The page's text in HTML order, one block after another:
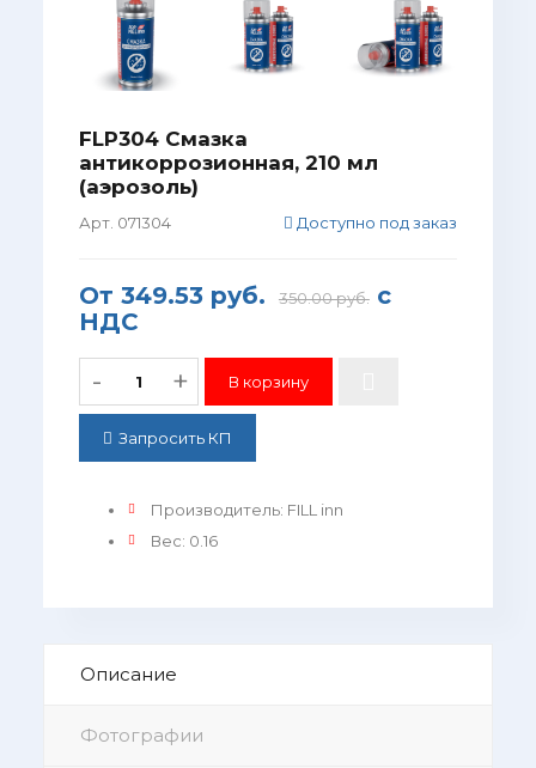
FLP304 Смазка
антикоррозионная, 210 мл
(аэрозоль)
Арт. 071304 Доступно под заказ
От 349.53 руб. 350.00 руб.с
НДС
- +
Запросить КП
Производитель: FILL inn
Вес: 0.16
Описание
Фотографии